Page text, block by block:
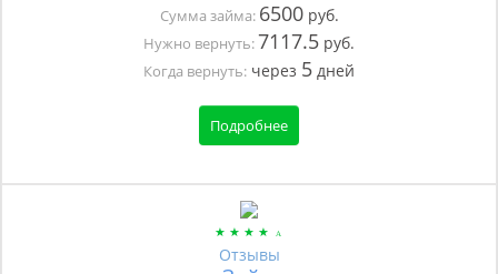
Сумма займа: 6500руб.
Нужно вернуть:7117.5 руб.
Когда вернуть: через 5 дней
Подробнее
Отзывы